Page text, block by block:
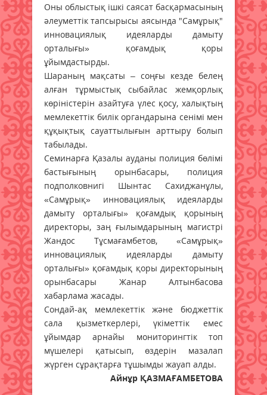
Оны облыстық ішкі саясат басқармасының
әлеуметтік тапсырысы аясында "Самұрық"
инновациялық идеяларды дамыту
орталығы» қоғамдық қоры
ұйымдастырды.
Шараның мақсаты – соңғы кезде белең
алған тұрмыстық сыбайлас жемқорлық
көріністерін азайтуға үлес қосу, халықтың
мемлекеттік билік органдарына сенімі мен
құқықтық сауаттылығын арттыру болып
табылады.
Семинарға Қазалы ауданы полиция бөлімі
бастығының орынбасары, полиция
подполковнигі Шынтас Сахиджанұлы,
«Самұрық» инновациялық идеяларды
дамыту орталығы» қоғамдық қорының
директоры, заң ғылымдарының магистрі
Жандос Тұсмағамбетов, «Самұрық»
инновациялық идеяларды дамыту
орталығы» қоғамдық қоры директорының
орынбасары Жанар Алтынбасова
хабарлама жасады.
Сондай-ақ мемлекеттік және бюджеттік
сала қызметкерлері, үкіметтік емес
ұйымдар арнайы мониторингтік топ
мүшелері қатысып, өздерін мазалап
жүрген сұрақтарға тұшымды жауап алды.
Айнұр ҚАЗМАҒАМБЕТОВА